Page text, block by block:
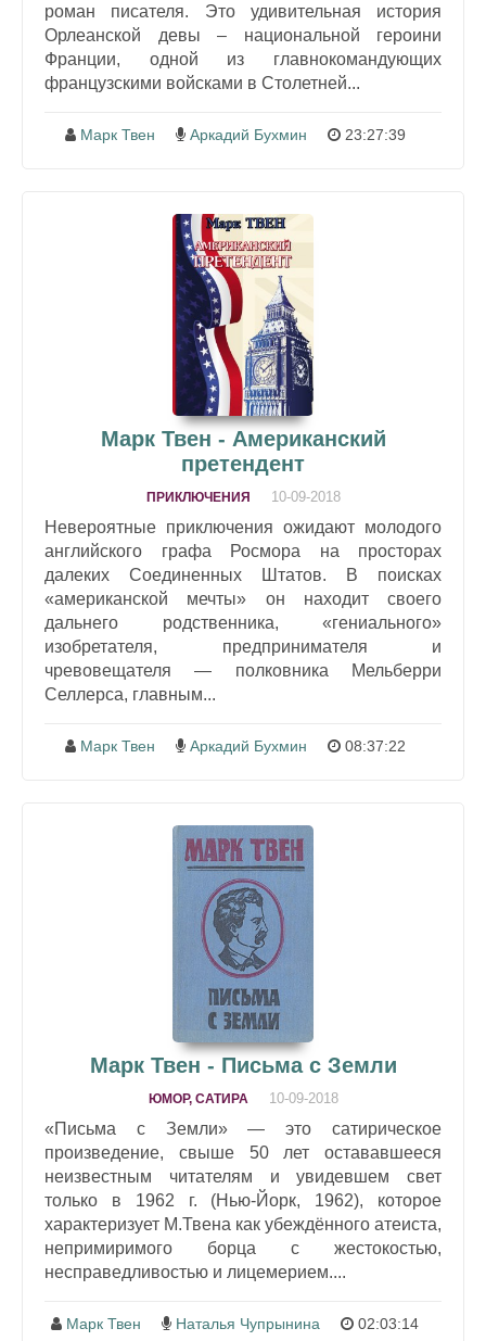
роман писателя. Это удивительная история
Орлеанской девы – национальной героини
Франции, одной из главнокомандующих
французскими войсками в Столетней...
Марк Твен Аркадий Бухмин 23:27:39
Марк Твен - Американский
претендент
ПРИКЛЮЧЕНИЯ 10-09-2018
Невероятные приключения ожидают молодого
английского графа Росмора на просторах
далеких Соединенных Штатов. В поисках
«американской мечты» он находит своего
дальнего родственника, «гениального»
изобретателя, предпринимателя и
чревовещателя — полковника Мельберри
Селлерса, главным...
Марк Твен Аркадий Бухмин 08:37:22
Марк Твен - Письма с Земли
ЮМОР, САТИРА 10-09-2018
«Письма с Земли» — это сатирическое
произведение, свыше 50 лет остававшееся
неизвестным читателям и увидевшем свет
только в 1962 г. (Нью-Йорк, 1962), которое
характеризует М.Твена как убеждённого атеиста,
непримиримого борца с жестокостью,
несправедливостью и лицемерием....
Марк Твен Наталья Чупрынина 02:03:14